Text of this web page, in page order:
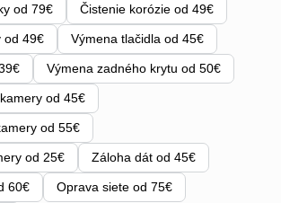
od 79€ Čistenie korózie od 49€
od 49€ Výmena tlačidla od 45€
Výmena zadného krytu od 50€
od 45€
od 55€
od 25€ Záloha dát od 45€
60€ Oprava siete od 75€